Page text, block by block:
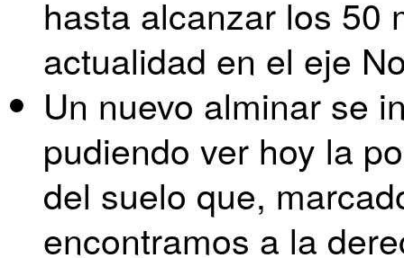
hasta alcanzar los 50
actualidad en el eje
Un nuevo alminar se
pudiendo ver hoy la
del suelo que,
encontramos a la